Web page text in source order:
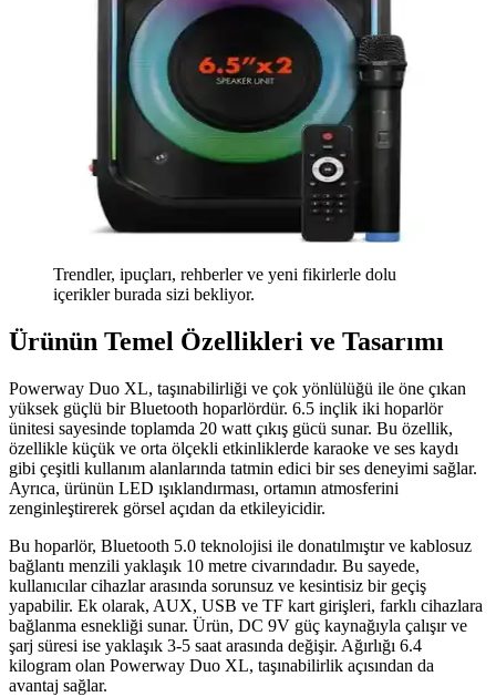
Trendler, ipuçları, rehberler ve yeni fikirlerle dolu
içerikler burada sizi bekliyor.
Ürünün Temel Özellikleri ve Tasarımı
Powerway Duo XL, taşınabilirliği ve çok yönlülüğü ile öne çıkan
yüksek güçlü bir Bluetooth hoparlördür. 6.5 inçlik iki hoparlör
ünitesi sayesinde toplamda 20 watt çıkış gücü sunar. Bu özellik,
özellikle küçük ve orta ölçekli etkinliklerde karaoke ve ses kaydı
gibi çeşitli kullanım alanlarında tatmin edici bir ses deneyimi sağlar.
Ayrıca, ürünün LED ışıklandırması, ortamın atmosferini
zenginleştirerek görsel açıdan da etkileyicidir.
Bu hoparlör, Bluetooth 5.0 teknolojisi ile donatılmıştır ve kablosuz
bağlantı menzili yaklaşık 10 metre civarındadır. Bu sayede,
kullanıcılar cihazlar arasında sorunsuz ve kesintisiz bir geçiş
yapabilir. Ek olarak, AUX, USB ve TF kart girişleri, farklı cihazlara
bağlanma esnekliği sunar. Ürün, DC 9V güç kaynağıyla çalışır ve
şarj süresi ise yaklaşık 3-5 saat arasında değişir. Ağırlığı 6.4
kilogram olan Powerway Duo XL, taşınabilirlik açısından da
avantaj sağlar.